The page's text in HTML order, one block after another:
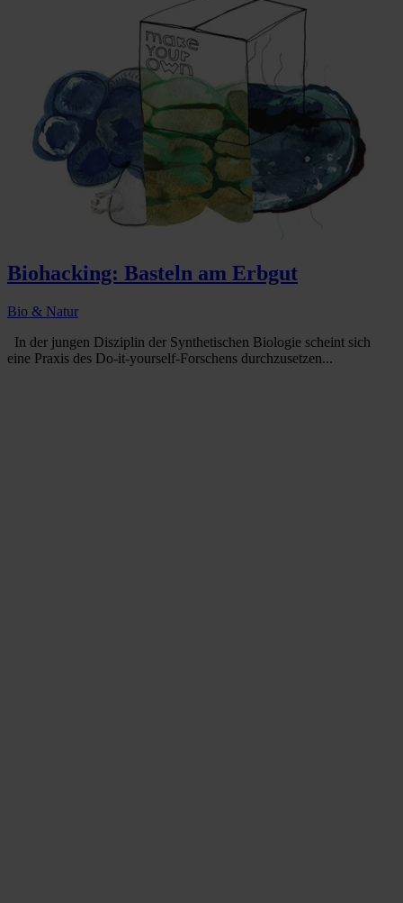
Biohacking: Basteln am Erbgut
Bio & Natur
In der jungen Disziplin der Synthetischen Biologie scheint sich
eine Praxis des Do-it-yourself-Forschens durchzusetzen...